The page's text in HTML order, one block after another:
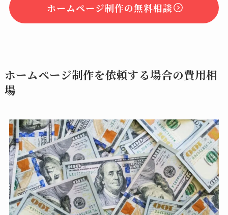
ホームページ制作の無料相談
ホームページ制作を依頼する場合の費用相
場